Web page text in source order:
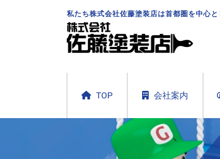
私たち株式会社佐藤塗装店は首都圏を中心と
TOP 会社案内